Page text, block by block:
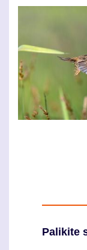
Palikite